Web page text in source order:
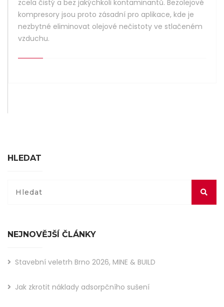
zcela čistý a bez jakýchkoli kontaminantů. Bezolejové
kompresory jsou proto zásadní pro aplikace, kde je
nezbytné eliminovat olejové nečistoty ve stlačeném
vzduchu.
HLEDAT
NEJNOVĚJŠÍ ČLÁNKY
Stavební veletrh Brno 2026, MINE & BUILD
Jak zkrotit náklady adsorpčního sušení